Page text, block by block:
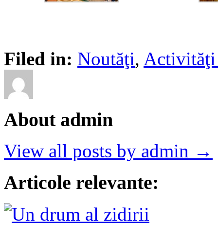
Filed in: Noutăţi, Activităţi
About admin
View all posts by admin →
Articole relevante: